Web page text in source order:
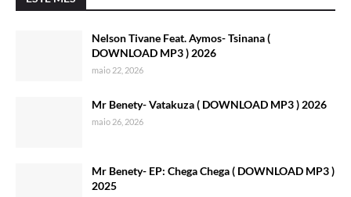
Nelson Tivane Feat. Aymos- Tsinana (
DOWNLOAD MP3 ) 2026
maio 22, 2026
Mr Benety- Vatakuza ( DOWNLOAD MP3 ) 2026
maio 26, 2026
Mr Benety- EP: Chega Chega ( DOWNLOAD MP3 )
2025